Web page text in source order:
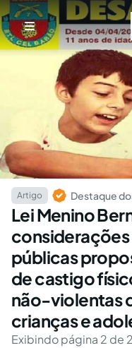
Artigo
Destaque
Lei Menino
públicas
de castigo
não-violentas
crianças e
Exibindo página 2 de 2